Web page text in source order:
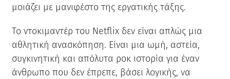
μοιάζει με μανιφέστο της εργατικής τάξης.
Το ντοκιμαντέρ του Netflix δεν είναι απλώς μια
αθλητική ανασκόπηση. Είναι μια ωμή, αστεία,
συγκινητική και απόλυτα ροκ ιστορία για έναν
άνθρωπο που δεν έπρεπε, βάσει λογικής, να